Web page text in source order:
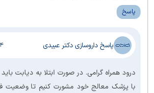
پاسخ
پاسخ داروسازی دکتر عبیدی
درود همراه گرامی. در صورت ابتلا به دیابت
با پزشک معالج خود مشورت کنیم تا وضعیت